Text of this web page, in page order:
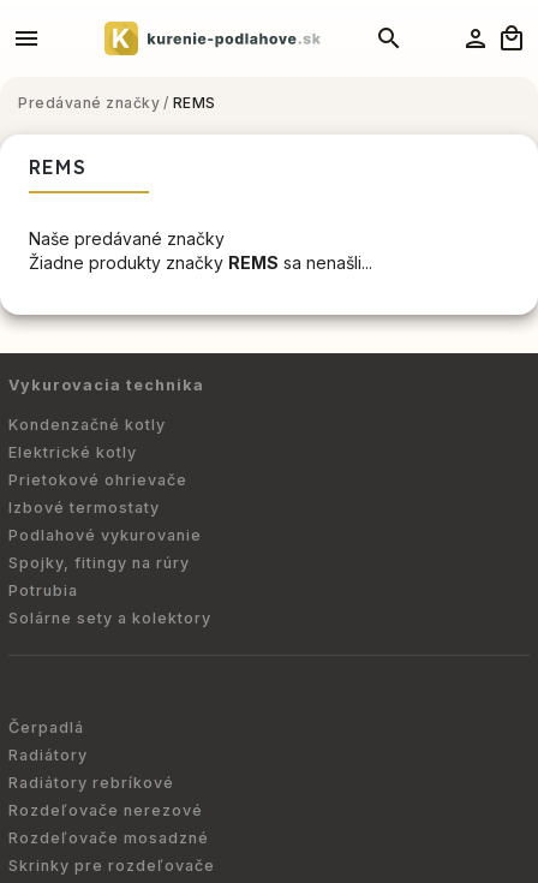
Predávané značky / REMS
REMS
Naše predávané značky
Žiadne produkty značky REMS sa nenašli...
Vykurovacia technika
Kondenzačné kotly
Elektrické kotly
Prietokové ohrievače
Izbové termostaty
Podlahové vykurovanie
Spojky, fitingy na rúry
Potrubia
Solárne sety a kolektory
Čerpadlá
Radiátory
Radiátory rebríkové
Rozdeľovače nerezové
Rozdeľovače mosadzné
Skrinky pre rozdeľovače